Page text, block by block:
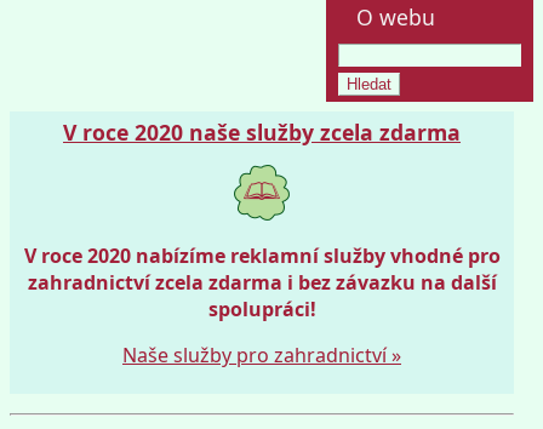
O webu
V roce 2020 naše služby zcela zdarma
V roce 2020 nabízíme reklamní služby vhodné pro
zahradnictví zcela zdarma i bez závazku na další
spolupráci!
Naše služby pro zahradnictví »